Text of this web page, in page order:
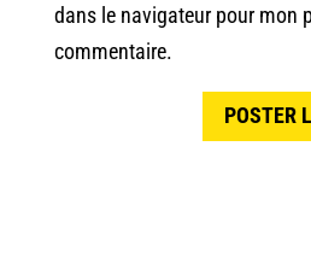
dans le navigateur pour mon
commentaire.